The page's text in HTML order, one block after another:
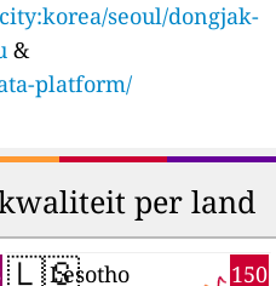
seoul/dongjak-
&
platform/
per land
🇱🇸 150
Lesotho